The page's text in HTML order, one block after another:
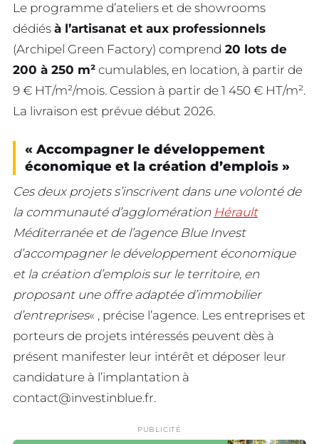
Le programme d’ateliers et de showrooms
dédiés à l’artisanat et aux professionnels
(Archipel Green Factory) comprend 20 lots de
200 à 250 m² cumulables, en location, à partir de
9 € HT/m²/mois. Cession à partir de 1 450 € HT/m².
La livraison est prévue début 2026.
« Accompagner le développement
économique et la création d’emplois »
Ces deux projets s’inscrivent dans une volonté de
la communauté d’agglomération Hérault
Méditerranée et de l’agence Blue Invest
d’accompagner le développement économique
et la création d’emplois sur le territoire, en
proposant une offre adaptée d’immobilier
d’entreprises« , précise l’agence. Les entreprises et
porteurs de projets intéressés peuvent dès à
présent manifester leur intérêt et déposer leur
candidature à l’implantation à
contact@investinblue.fr.
PUBLICITÉ